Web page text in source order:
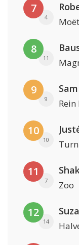
7
4
8
11
9
9 Rein
10
10
11
7 Zoo
12
14